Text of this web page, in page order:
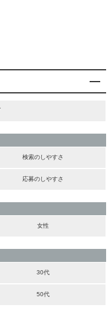
検索のしやすさ
応募のしやすさ
女性
30代
50代